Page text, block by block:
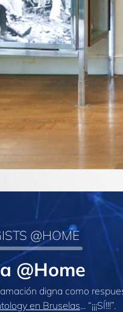
@HOME
@Home
digna como
en Bruselas... “¡¡¡SÍ!!!”.